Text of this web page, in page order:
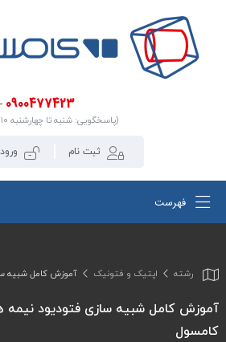
0900477423
(پاسخگویی: شنبه تا چهارشنبه ۱۰ الی ۱۷)
ثبت نام
فهرست
رشته اپتیک و فتونیک آموزش کامل شبیه
آموزش کامل شبیه سازی فتودیود نیمه
کامسول